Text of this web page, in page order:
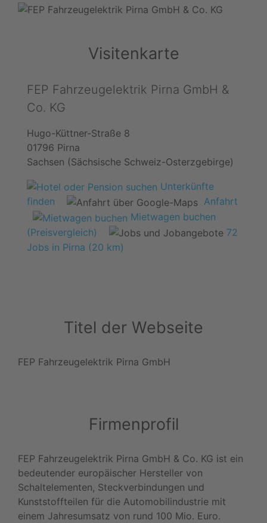
Visitenkarte
FEP Fahrzeugelektrik Pirna GmbH &
Co. KG
Hugo-Küttner-Straße 8
01796 Pirna
Sachsen (Sächsische Schweiz-Osterzgebirge)
Unterkünfte
finden
Anfahrt
Mietwagen buchen
(Preisvergleich)
72
Jobs in Pirna (20 km)
Titel der Webseite
FEP Fahrzeugelektrik Pirna GmbH
Firmenprofil
FEP Fahrzeugelektrik Pirna GmbH & Co. KG ist ein
bedeutender europäischer Hersteller von
Schaltelementen, Steckverbindungen und
Kunststoffteilen für die Automobilindustrie mit
einem Jahresumsatz von rund 100 Mio. Euro.